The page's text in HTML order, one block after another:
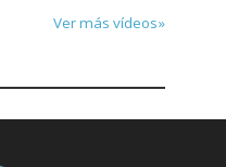
Ver más vídeos»